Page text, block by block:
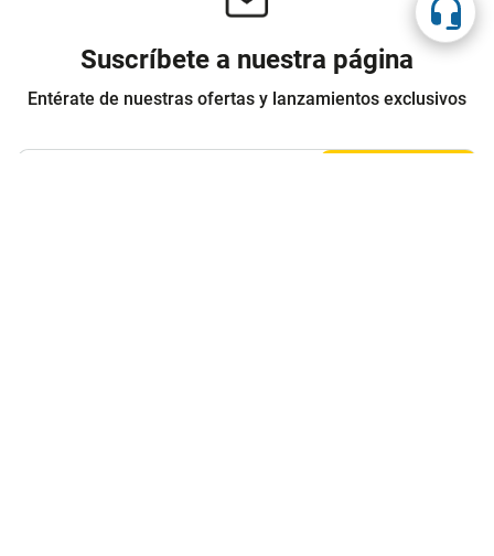
Suscríbete a nuestra página
Entérate de nuestras ofertas y lanzamientos exclusivos